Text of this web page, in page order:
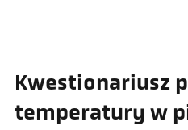
Kwestionariusz
temperatury w